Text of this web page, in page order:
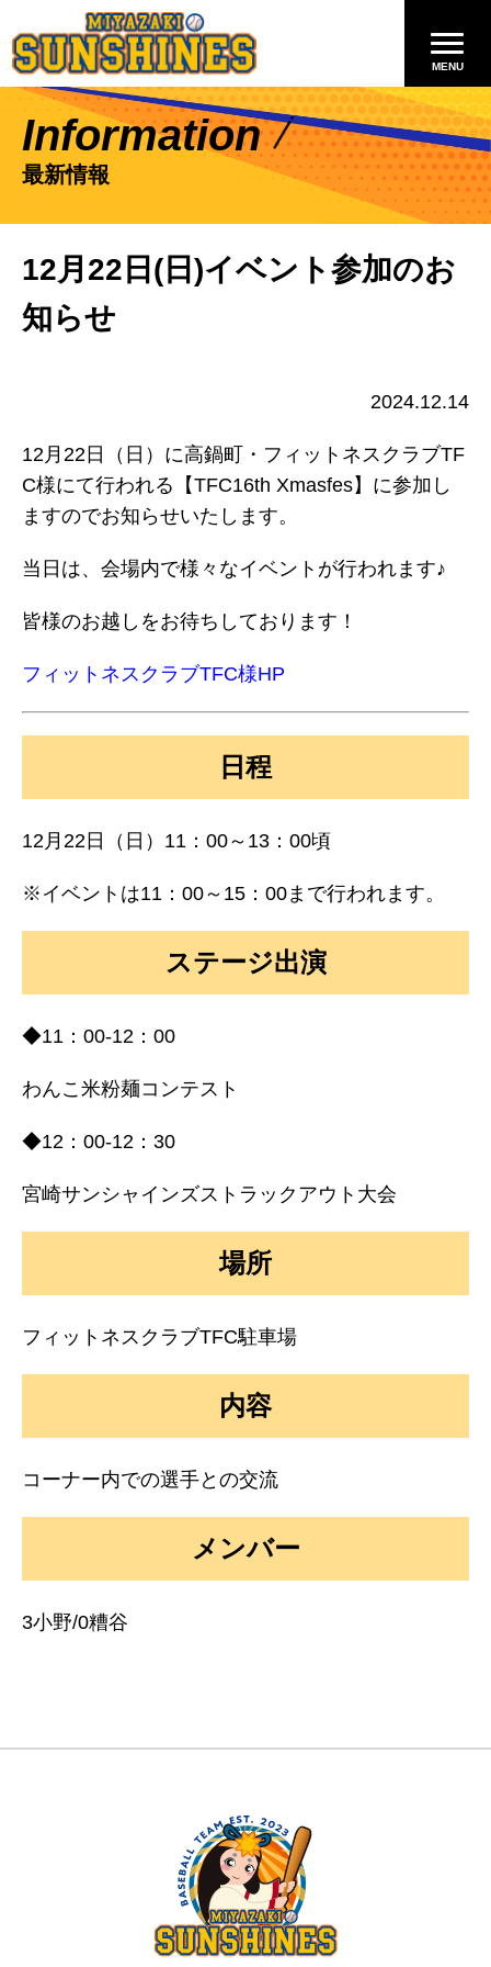
Information
最新情報
12月22日(日)イベント参加のお
知らせ
2024.12.14
12月22日（日）に高鍋町・フィットネスクラブTF
C様にて行われる【TFC16th Xmasfes】に参加し
ますのでお知らせいたします。
当日は、会場内で様々なイベントが行われます♪
皆様のお越しをお待ちしております！
フィットネスクラブTFC様HP
日程
12月22日（日）11：00～13：00頃
※イベントは11：00～15：00まで行われます。
ステージ出演
◆11：00-12：00
わんこ米粉麺コンテスト
◆12：00-12：30
宮崎サンシャインズストラックアウト大会
場所
フィットネスクラブTFC駐車場
内容
コーナー内での選手との交流
メンバー
3小野/0糟谷